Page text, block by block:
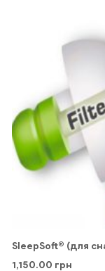
SleepSoft® (для
1,150.00 грн